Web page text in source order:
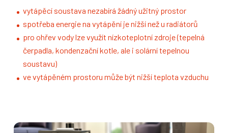
vytápěcí soustava nezabírá žádný užitný prostor
spotřeba energie na vytápění je nižší než u radiátorů
pro ohřev vody lze využít nízkoteplotní zdroje (tepelná
čerpadla, kondenzační kotle, ale i solární tepelnou
soustavu)
ve vytápěném prostoru může být nižší teplota vzduchu